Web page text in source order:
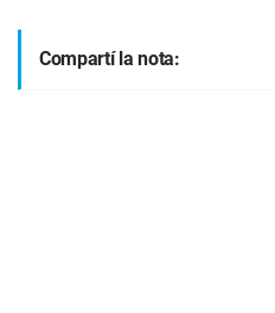
Compartí la nota: